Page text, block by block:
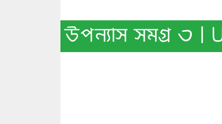
উপন্যাস সমগ্র ৩ |